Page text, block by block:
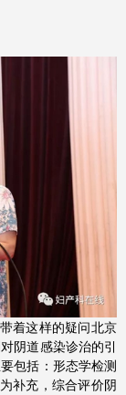
着这样的疑问北京
阴道感染诊治的引
包括：形态学检测
补充，综合评价阴